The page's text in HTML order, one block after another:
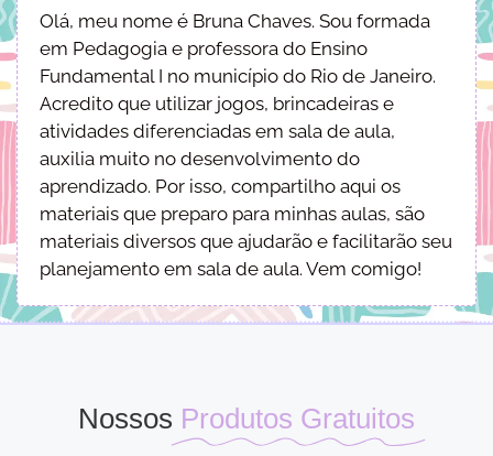
Olá, meu nome é Bruna Chaves. Sou formada
em Pedagogia e professora do Ensino
Fundamental I no município do Rio de Janeiro.
Acredito que utilizar jogos, brincadeiras e
atividades diferenciadas em sala de aula,
auxilia muito no desenvolvimento do
aprendizado. Por isso, compartilho aqui os
materiais que preparo para minhas aulas, são
materiais diversos que ajudarão e facilitarão seu
planejamento em sala de aula. Vem comigo!
Nossos Produtos Gratuitos